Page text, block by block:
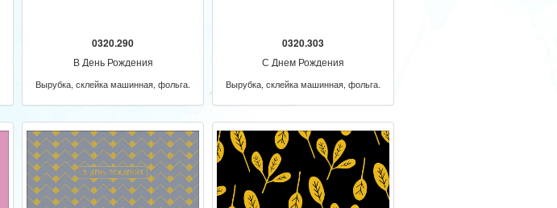
0320.290
В День Рождения
Вырубка, склейка машинная, фольга.
0320.303
С Днем Рождения
Вырубка, склейка машинная, фольга.